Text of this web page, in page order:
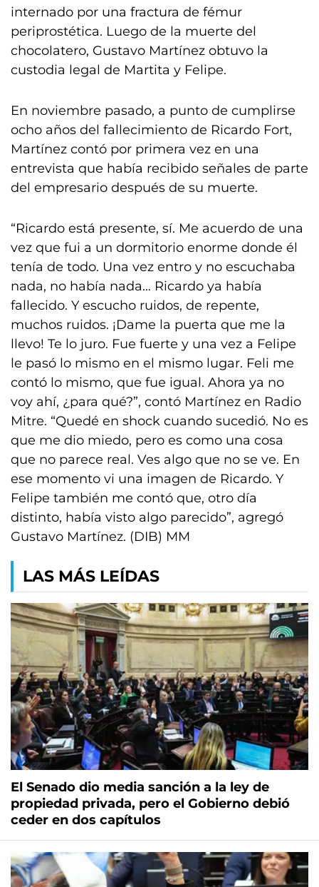
internado por una fractura de fémur
periprostética. Luego de la muerte del
chocolatero, Gustavo Martínez obtuvo la
custodia legal de Martita y Felipe.
En noviembre pasado, a punto de cumplirse
ocho años del fallecimiento de Ricardo Fort,
Martínez contó por primera vez en una
entrevista que había recibido señales de parte
del empresario después de su muerte.
“Ricardo está presente, sí. Me acuerdo de una
vez que fui a un dormitorio enorme donde él
tenía de todo. Una vez entro y no escuchaba
nada, no había nada… Ricardo ya había
fallecido. Y escucho ruidos, de repente,
muchos ruidos. ¡Dame la puerta que me la
llevo! Te lo juro. Fue fuerte y una vez a Felipe
le pasó lo mismo en el mismo lugar. Feli me
contó lo mismo, que fue igual. Ahora ya no
voy ahí, ¿para qué?”, contó Martínez en Radio
Mitre. “Quedé en shock cuando sucedió. No es
que me dio miedo, pero es como una cosa
que no parece real. Ves algo que no se ve. En
ese momento vi una imagen de Ricardo. Y
Felipe también me contó que, otro día
distinto, había visto algo parecido”, agregó
Gustavo Martínez. (DIB) MM
LAS MÁS LEÍDAS
El Senado dio media sanción a la ley de
propiedad privada, pero el Gobierno debió
ceder en dos capítulos